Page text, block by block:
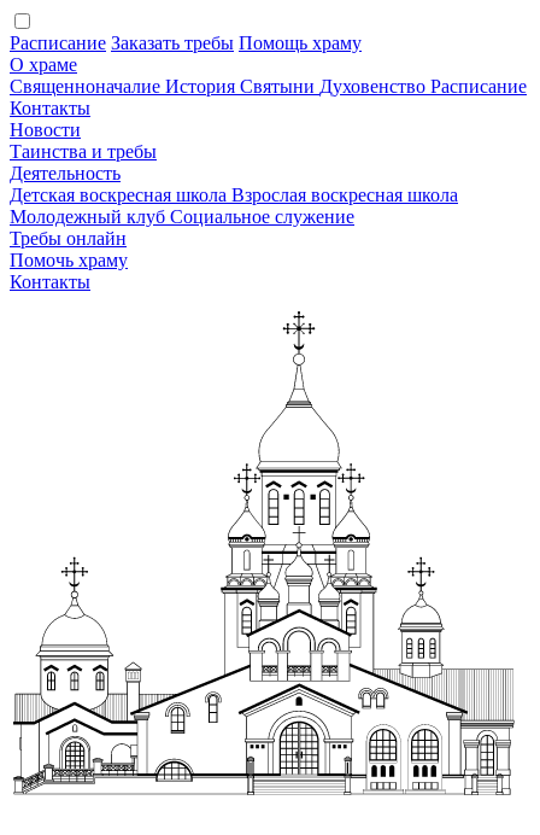
Расписание Заказать требы Помощь храму
О храме
Священноначалие История Святыни Духовенство Расписание
Контакты
Новости
Таинства и требы
Деятельность
Детская воскресная школа Взрослая воскресная школа
Молодежный клуб Социальное служение
Требы онлайн
Помочь храму
Контакты